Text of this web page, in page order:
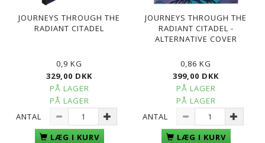
JOURNEYS THROUGH THE
RADIANT CITADEL
0,9 KG
329,00 DKK
PÅ LAGER
PÅ LAGER
ANTAL
LÆG I KURV
JOURNEYS THROUGH THE
RADIANT CITADEL -
ALTERNATIVE COVER
0,86 KG
399,00 DKK
PÅ LAGER
PÅ LAGER
ANTAL
LÆG I KURV